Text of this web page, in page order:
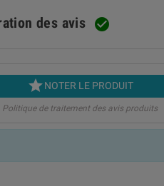
des avis 
NOTER LE PRODUIT
Politique de traitement des avis produits